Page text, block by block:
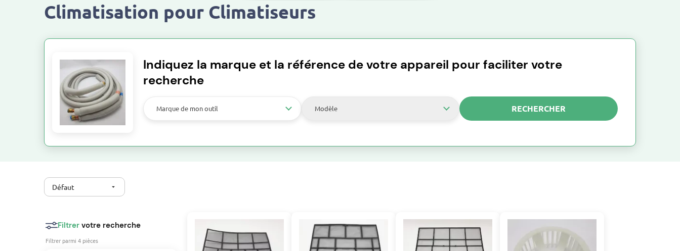
Climatisation pour Climatiseurs
Indiquez la marque et la référence de votre appareil pour faciliter votre
recherche
Marque de mon outil Modèle RECHERCHER
Défaut arrow_drop_down
Filtrer votre recherche
Filtrer parmi 4 pièces